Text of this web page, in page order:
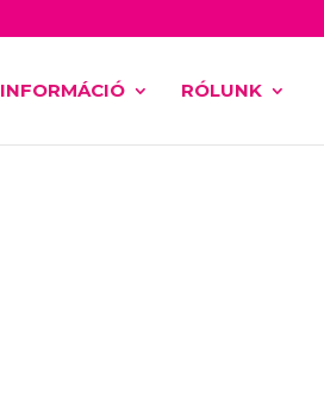
INFORMÁCIÓ RÓLUNK